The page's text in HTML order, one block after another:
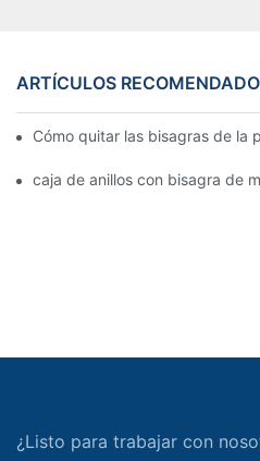
ARTÍCULOS
Cómo quitar las bisagras de la
caja de anillos con bisagra de
¿Listo para trabajar con